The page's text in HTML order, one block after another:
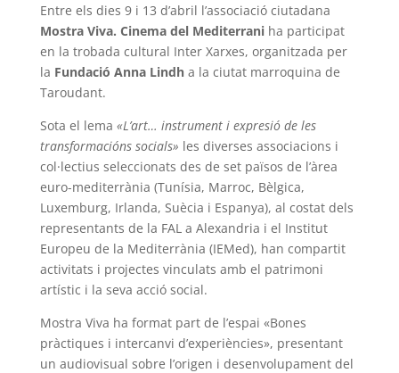
Entre els dies 9 i 13 d’abril l’associació ciutadana
Mostra Viva. Cinema del Mediterraniha participat
en la trobada cultural Inter Xarxes, organitzada per
la Fundació Anna Lindha la ciutat marroquina de
Taroudant.
Sota el lema «L’art… instrument i expresió de les
transformacións socials» les diverses associacions i
col·lectius seleccionats des de set països de l’àrea
euro-mediterrània (Tunísia, Marroc, Bèlgica,
Luxemburg, Irlanda, Suècia i Espanya), al costat dels
representants de la FAL a Alexandria i el Institut
Europeu de la Mediterrània (IEMed), han compartit
activitats i projectes vinculats amb el patrimoni
artístic i la seva acció social.
Mostra Viva ha format part de l’espai «Bones
pràctiques i intercanvi d’experiències», presentant
un audiovisual sobre l’origen i desenvolupament del